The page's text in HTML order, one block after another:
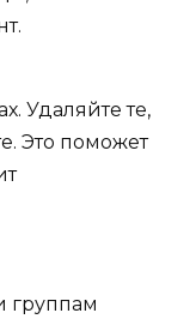
Удаляйте те,
Это поможет
группам